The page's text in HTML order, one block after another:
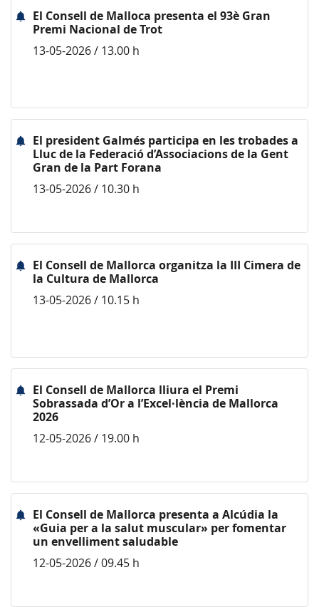
El Consell de Malloca presenta el 93è Gran
Premi Nacional de Trot
13-05-2026 / 13.00 h
El president Galmés participa en les trobades a
Lluc de la Federació d’Associacions de la Gent
Gran de la Part Forana
13-05-2026 / 10.30 h
El Consell de Mallorca organitza la III Cimera de
la Cultura de Mallorca
13-05-2026 / 10.15 h
El Consell de Mallorca lliura el Premi
Sobrassada d’Or a l’Excel·lència de Mallorca
2026
12-05-2026 / 19.00 h
El Consell de Mallorca presenta a Alcúdia la
«Guia per a la salut muscular» per fomentar
un envelliment saludable
12-05-2026 / 09.45 h